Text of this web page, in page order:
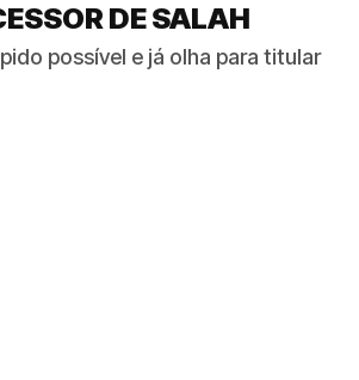
DE SALAH
possível e já olha para titular